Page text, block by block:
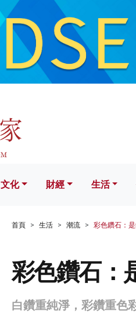
財經 生活 健康
文化 財經 生活
首頁 生活 潮流 彩色鑽石：
彩色鑽石：
白鑽重純淨，彩鑽重色